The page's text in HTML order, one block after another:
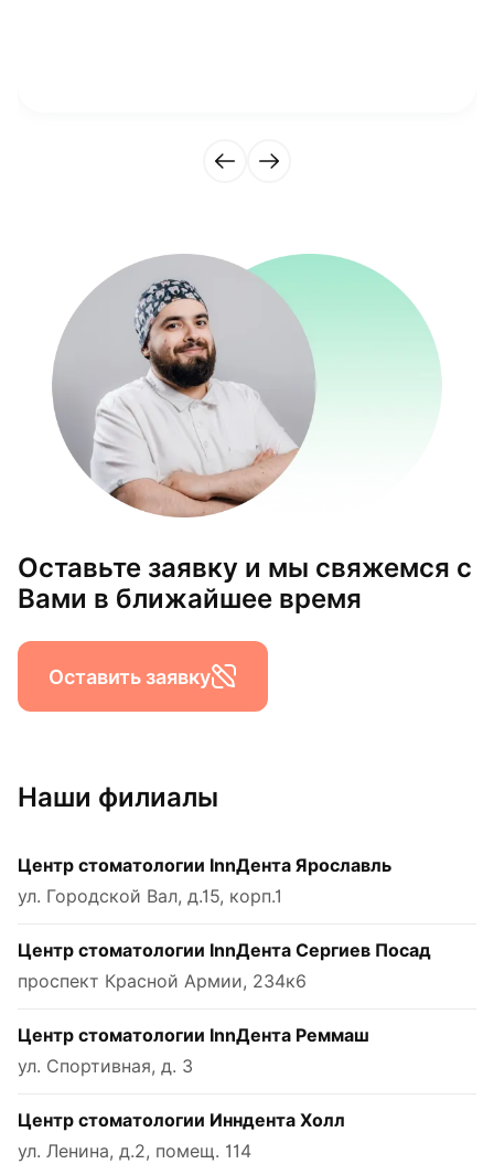
Оставьте заявку и мы свяжемся с
Вами в ближайшее время
Оставить заявку
Наши филиалы
Центр стоматологии InnДента Ярославль
ул. Городской Вал, д.15, корп.1
Центр стоматологии InnДента Сергиев Посад
проспект Красной Армии, 234к6
Центр стоматологии InnДента Реммаш
ул. Спортивная, д. 3
Центр стоматологии Инндента Холл
ул. Ленина, д.2, помещ. 114